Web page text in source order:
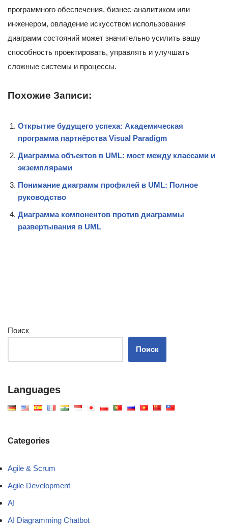
программного обеспечения, бизнес-аналитиком или
инженером, овладение искусством использования
диаграмм состояний может значительно усилить вашу
способность проектировать, управлять и улучшать
сложные системы и процессы.
Похожие Записи:
Открытие будущего успеха: Академическая
программа партнёрства Visual Paradigm
Диаграмма объектов в UML: мост между классами и
экземплярами
Понимание диаграмм профилей в UML: Полное
руководство
Диаграмма компонентов против диаграммы
развертывания в UML
Поиск
Поиск
Languages
Categories
Agile & Scrum
Agile Development
AI
AI Diagramming Chatbot